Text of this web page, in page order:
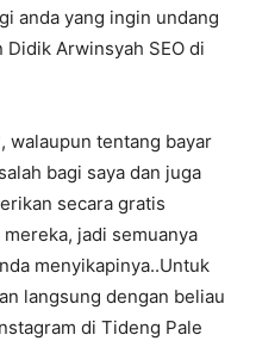
anda yang ingin undang
Didik Arwinsyah SEO di
walaupun tentang bayar
bagi saya dan juga
secara gratis
jadi semuanya
menyikapinya..Untuk
langsung dengan beliau
di Tideng Pale